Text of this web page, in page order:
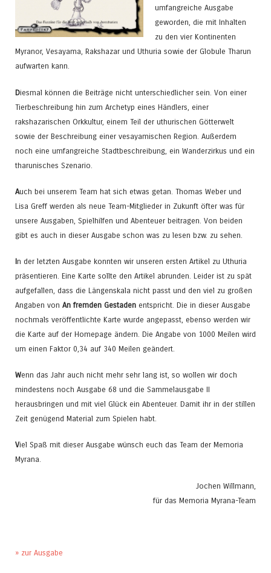
umfangreiche Ausgabe
geworden, die mit Inhalten
zu den vier Kontinenten
Myranor, Vesayama, Rakshazar und Uthuria sowie der Globule Tharun
aufwarten kann.
Diesmal können die Beiträge nicht unterschiedlicher sein. Von einer
Tierbeschreibung hin zum Archetyp eines Händlers, einer
rakshazarischen Orkkultur, einem Teil der uthurischen Götterwelt
sowie der Beschreibung einer vesayamischen Region. Außerdem
noch eine umfangreiche Stadtbeschreibung, ein Wanderzirkus und ein
tharunisches Szenario.
Auch bei unserem Team hat sich etwas getan. Thomas Weber und
Lisa Greff werden als neue Team-Mitglieder in Zukunft öfter was für
unsere Ausgaben, Spielhilfen und Abenteuer beitragen. Von beiden
gibt es auch in dieser Ausgabe schon was zu lesen bzw. zu sehen.
In der letzten Ausgabe konnten wir unseren ersten Artikel zu Uthuria
präsentieren. Eine Karte sollte den Artikel abrunden. Leider ist zu spät
aufgefallen, dass die Längenskala nicht passt und den viel zu großen
Angaben von An fremden Gestaden entspricht. Die in dieser Ausgabe
nochmals veröffentlichte Karte wurde angepasst, ebenso werden wir
die Karte auf der Homepage ändern. Die Angabe von 1000 Meilen wird
um einen Faktor 0,34 auf 340 Meilen geändert.
Wenn das Jahr auch nicht mehr sehr lang ist, so wollen wir doch
mindestens noch Ausgabe 68 und die Sammelausgabe II
herausbringen und mit viel Glück ein Abenteuer. Damit ihr in der stillen
Zeit genügend Material zum Spielen habt.
Viel Spaß mit dieser Ausgabe wünsch euch das Team der Memoria
Myrana.
Jochen Willmann,
für das Memoria Myrana-Team
» zur Ausgabe